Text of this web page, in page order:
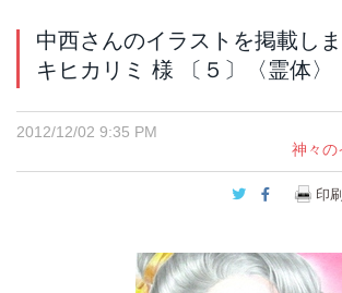
中西さんのイラストを掲載し
キヒカリミ 様 〔５〕〈霊体〉
2012/12/02 9:35 PM
神々の
Twitter印刷